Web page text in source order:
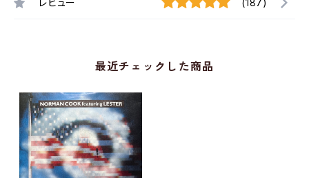
レビュー (187)
最近チェックした商品